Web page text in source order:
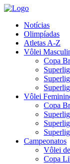
Notícias
Olimpíadas
Atletas A-Z
Vôlei
Copa
Vôlei
Copa
Campeonatos
Vôlei
Copa